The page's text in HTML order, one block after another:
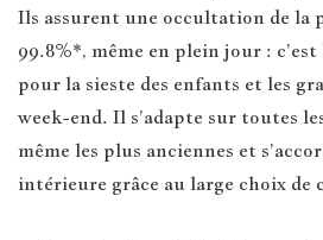
Ils assurent une occultation de la
99.8%*, même en plein jour :
pour la sieste des enfants et les
week-end. Il s’adapte sur toutes
même les plus anciennes et
intérieure grâce au large choix de